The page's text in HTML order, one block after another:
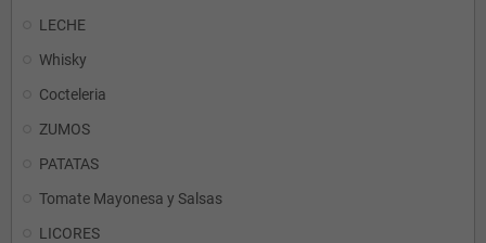
LECHE
Whisky
Cocteleria
ZUMOS
PATATAS
Tomate Mayonesa y Salsas
LICORES